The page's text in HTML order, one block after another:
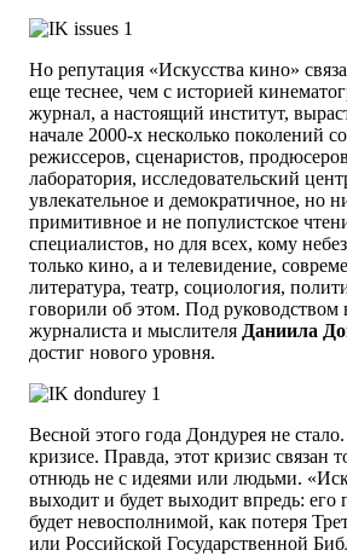
Но репутация «Искусства кино»
еще теснее, чем с историей
журнал, а настоящий институт,
начале 2000-х несколько поколений
режиссеров, сценаристов,
лаборатория, исследовательский
увлекательное и демократичное, но
примитивное и не популистское
специалистов, но для всех, кому
только кино, а и телевидение,
литература, театр, социология,
говорили об этом. Под
журналиста и мыслителя Даниила
достиг нового уровня.
Весной этого года Дондурея не
кризисе. Правда, этот кризис связан
отнюдь не с идеями или людьми.
выходит и будет выходит впредь: его
будет невосполнимой, как потеря
или Российской Государственной